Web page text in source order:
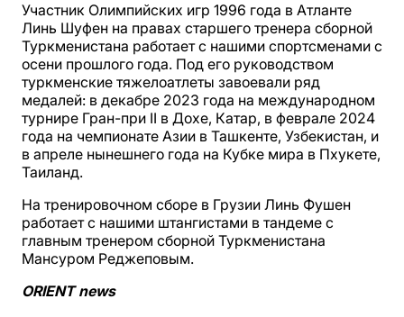
Участник Олимпийских игр 1996 года в Атланте
Линь Шуфен на правах старшего тренера сборной
Туркменистана работает с нашими спортсменами с
осени прошлого года. Под его руководством
туркменские тяжелоатлеты завоевали ряд
медалей: в декабре 2023 года на международном
турнире Гран-при II в Дохе, Катар, в феврале 2024
года на чемпионате Азии в Ташкенте, Узбекистан, и
в апреле нынешнего года на Кубке мира в Пхукете,
Таиланд.
На тренировочном сборе в Грузии Линь Фушен
работает с нашими штангистами в тандеме с
главным тренером сборной Туркменистана
Мансуром Реджеповым.
ORIENT news